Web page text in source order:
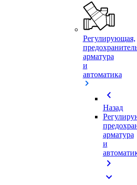
Регулирующая,
арматура
и
автоматика
chevron_left
Назад
арматура
и
chevron_right
expand_more